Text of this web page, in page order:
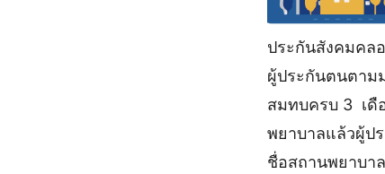
ประกันสังคมคล
ผู้ประกันตนตาม
สมทบครบ 3 เดื
พยาบาลแล้วผู้ป
ชื่อสถานพยาบา